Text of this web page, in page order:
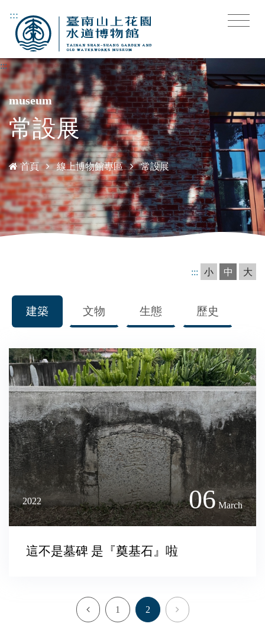
:::
:::
museum
常設展
首頁 線上博物館專區 常設展
::: 小 中 大
建築 文物 生態 歷史
2022 06 March
這不是墓碑 是『奠基石』啦
詳
Previous1 2 Next